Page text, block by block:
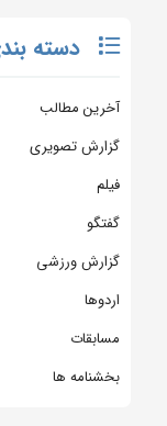
دسته
آخرین مطالب
گزارش تصویری
فیلم
گفتگو
گزارش ورزشی
اردوها
مسابقات
بخشنامه ها